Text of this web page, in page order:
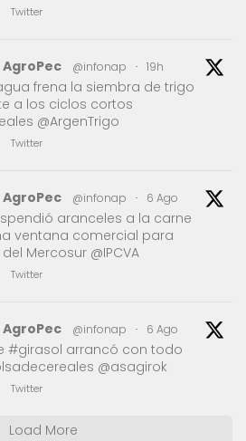
Twitter
AgroPec @infonap · 19h
frena la siembra de trigo
a los ciclos cortos
@ArgenTrigo
Twitter
AgroPec @infonap · 6 Ago
aranceles a la carne
ventana comercial para
Mercosur @IPCVA
Twitter
AgroPec @infonap · 6 Ago
#girasol arrancó con todo
@asagirok
Twitter
Load More